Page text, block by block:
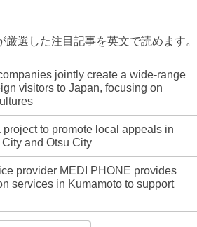
厳選した注目記事を英文で読めます。
jointly create a wide-range
visitors to Japan, focusing on
to promote local appeals in
and Otsu City
provider MEDI PHONE provides
services in Kumamoto to support